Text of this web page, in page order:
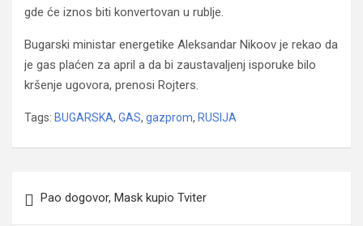
gde će iznos biti konvertovan u rublje.
Bugarski ministar energetike Aleksandar Nikoov je rekao da
je gas plaćen za april a da bi zaustavaljenj isporuke bilo
kršenje ugovora, prenosi Rojters.
Tags: BUGARSKA, GAS, gazprom, RUSIJA
članaka
Pao dogovor, Mask kupio Tviter